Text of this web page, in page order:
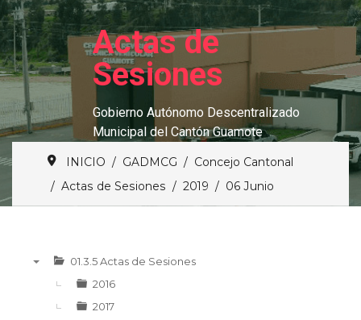
Actas de
Sesiones
Gobierno Autónomo Descentralizado
Municipal del Cantón Guamote
INICIO GADMCG
Concejo Cantonal
Actas de Sesiones
2019 06 Junio
01.3.5 Actas de Sesiones
2016
2017